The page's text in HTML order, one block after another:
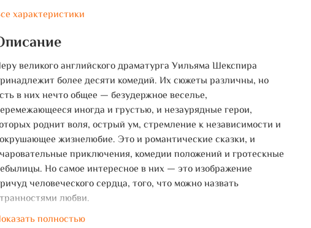
характеристики
великого английского драматурга Уильяма Шекспира
более десяти комедий. Их сюжеты различны, но
в них нечто общее — безудержное веселье,
иногда и грустью, и незаурядные герои,
роднит воля, острый ум, стремление к независимости и
жизнелюбие. Это и романтические сказки, и
приключения, комедии положений и гротескные
Но самое интересное в них — это изображение
человеческого сердца, того, что можно назвать
любви.
настоящее издание вошли самые известные комедии
полностью